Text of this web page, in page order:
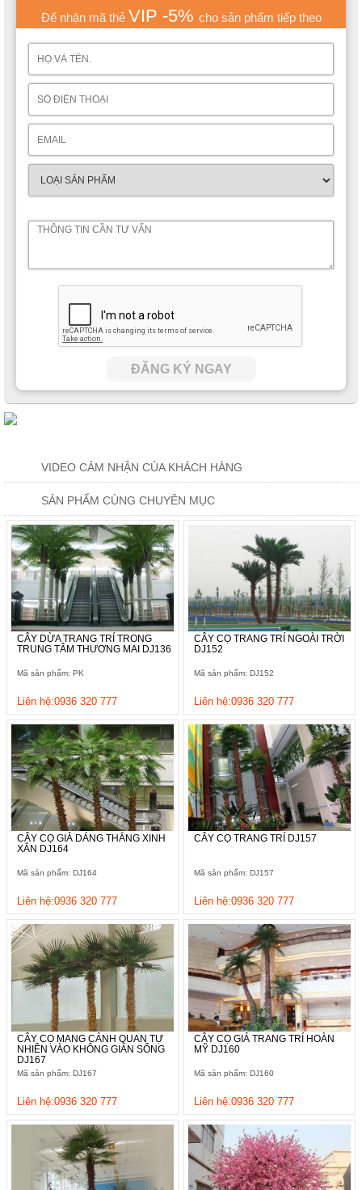
Để nhận mã thẻ VIP -5% cho sản phẩm tiếp theo
ĐĂNG KÝ NGAY
VIDEO CẢM NHẬN CỦA KHÁCH HÀNG
SẢN PHẨM CÙNG CHUYÊN MỤC
CÂY DỪA TRANG TRÍ TRONG
TRUNG TÂM THƯƠNG MAI DJ136
Mã sản phẩm: PK
Liên hệ:0936 320 777
CÂY CỌ TRANG TRÍ NGOÀI TRỜI
DJ152
Mã sản phẩm: DJ152
Liên hệ:0936 320 777
CÂY CỌ GIẢ DÁNG THẲNG XINH
XẮN DJ164
Mã sản phẩm: DJ164
Liên hệ:0936 320 777
CÂY CỌ TRANG TRÍ DJ157
Mã sản phẩm: DJ157
Liên hệ:0936 320 777
CÂY CỌ MANG CẢNH QUAN TỰ
NHIÊN VÀO KHÔNG GIAN SỐNG
DJ167
Mã sản phẩm: DJ167
Liên hệ:0936 320 777
CÂY CỌ GIẢ TRANG TRÍ HOÀN
MỸ DJ160
Mã sản phẩm: DJ160
Liên hệ:0936 320 777